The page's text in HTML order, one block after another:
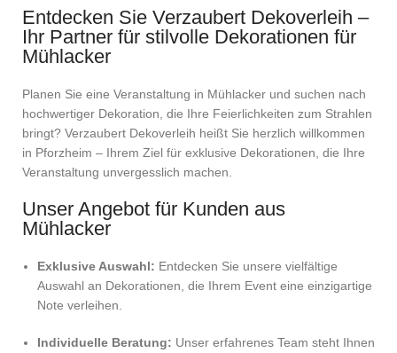
Entdecken Sie Verzaubert Dekoverleih –
Ihr Partner für stilvolle Dekorationen für
Mühlacker
Planen Sie eine Veranstaltung in Mühlacker und suchen nach
hochwertiger Dekoration, die Ihre Feierlichkeiten zum Strahlen
bringt? Verzaubert Dekoverleih heißt Sie herzlich willkommen
in Pforzheim – Ihrem Ziel für exklusive Dekorationen, die Ihre
Veranstaltung unvergesslich machen.
Unser Angebot für Kunden aus
Mühlacker
Exklusive Auswahl: Entdecken Sie unsere vielfältige
Auswahl an Dekorationen, die Ihrem Event eine einzigartige
Note verleihen.
Individuelle Beratung: Unser erfahrenes Team steht Ihnen